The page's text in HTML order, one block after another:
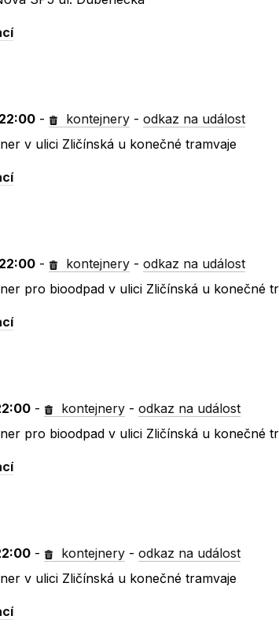
- kontejnery -odkaz na událost
v ulici Zličínská u konečné tramvaje
- kontejnery -odkaz na událost
pro bioodpad v ulici Zličínská u konečné
- kontejnery -odkaz na událost
pro bioodpad v ulici Zličínská u konečné
- kontejnery -odkaz na událost
v ulici Zličínská u konečné tramvaje